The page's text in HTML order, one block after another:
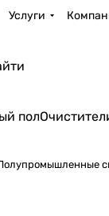
Услуги
пол